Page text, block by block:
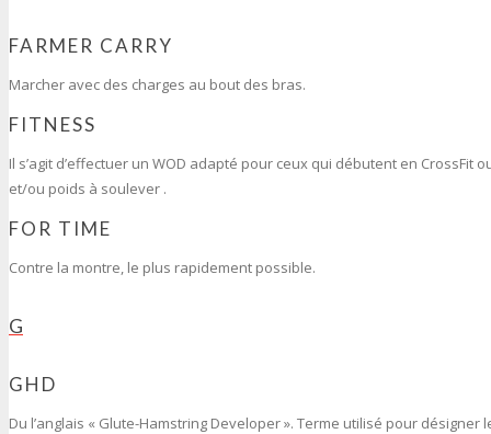
FARMER CARRY
Marcher avec des charges au bout des bras.
FITNESS
Il s’agit d’effectuer un WOD adapté pour ceux qui débutent en
et/ou poids à soulever .
FOR TIME
Contre la montre, le plus rapidement possible.
G
GHD
Du l’anglais « Glute-Hamstring Developer ». Terme utilisé pour désigner